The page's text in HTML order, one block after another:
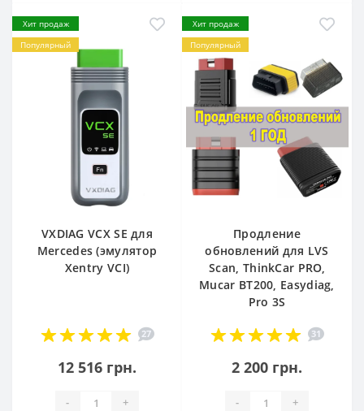
Хит продаж
Популярный
VXDIAG VCX SE для
Mercedes (эмулятор
Xentry VCI)
27
12 516 грн.
- +
Хит продаж
Популярный
Продление
обновлений для LVS
Scan, ThinkCar PRO,
Mucar BT200, Easydiag,
Pro 3S
31
2 200 грн.
- +